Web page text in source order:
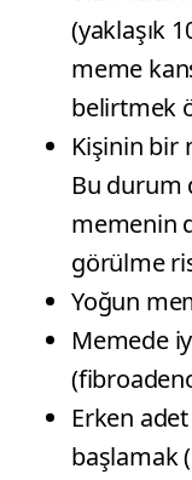
(yaklaşık
meme
belirtmek
Kişinin bir
Bu durum
memenin
görülme
Yoğun
Memede
Erken
başlamak